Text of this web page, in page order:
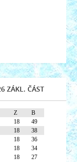
ZÁKL. ČÁST
Z
B
18
49
18
38
18
36
18
34
18
27